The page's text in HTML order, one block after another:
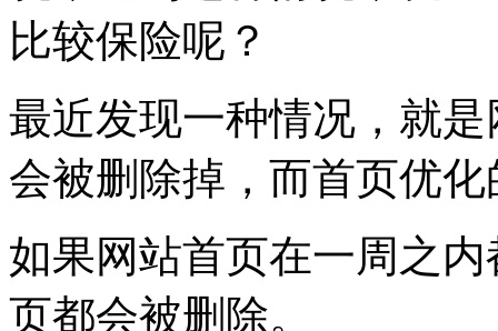
比较保险呢？
最近发现一种情况，就
会被删除掉，而首页优
如果网站首页在一周之
页都会被删除。